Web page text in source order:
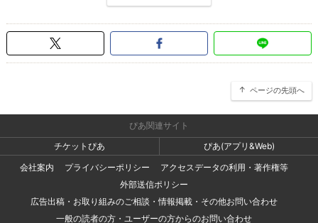
ページの先頭へ
ぴあ関連サイト
チケットぴあ
ぴあ(アプリ&Web)
会社案内
プライバシーポリシー
アクセスデータの利用・著作権等
外部送信ポリシー
広告出稿・お取り組みのご相談・情報掲載・その他お問い合わせ
一般の読者の方・ユーザーの方からのお問い合わせ